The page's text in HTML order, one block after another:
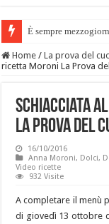
È sempre
Home / La prova del
ricetta Moroni La Prova
Schiacciata
La Prova del
16/10/2016
Anna Moroni, Dolci,
Video ricette
932 Visite
A completare il menù
di giovedì 13 ottobre